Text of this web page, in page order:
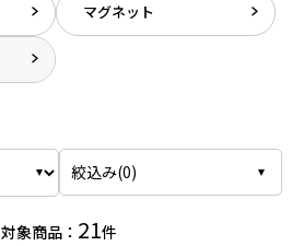
マグネット
絞込み(0)
対象商品： 21件